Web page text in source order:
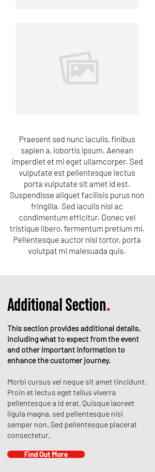
Praesent sed nunc iaculis, finibus
sapien a, lobortis ipsum. Aenean
imperdiet et mi eget ullamcorper. Sed
vulputate est pellentesque lectus
porta vulputate sit amet id est.
Suspendisse aliquet facilisis purus non
fringilla. Sed iaculis nisl ac
condimentum efficitur. Donec vel
tristique libero, fermentum pretium mi.
Pellentesque auctor nisl tortor, porta
volutpat mi malesuada quis.
Additional Section.
This section provides additional details,
including what to expect from the event
and other important information to
enhance the customer journey.
Morbi cursus vel neque sit amet tincidunt.
Proin et lectus eget tellus viverra
pellentesque a id erat. Quisque laoreet
ligula magna, sed pellentesque nisi
semper non. Sed pellentesque placerat
consectetur.
Find Out More